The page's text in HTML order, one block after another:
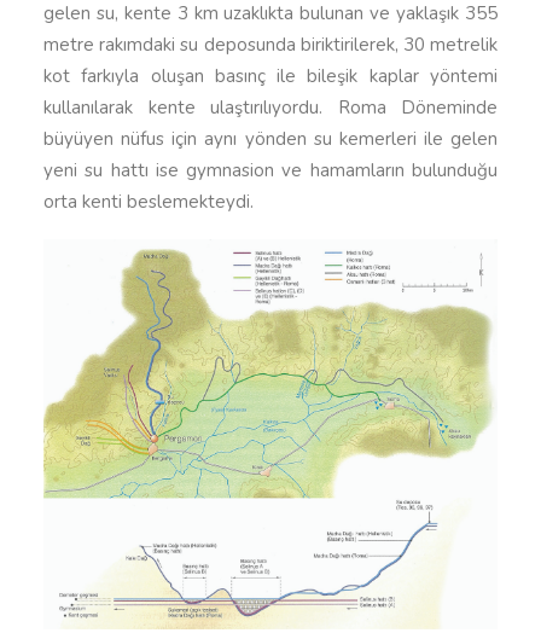
gelen su, kente 3 km uzaklıkta bulunan ve yaklaşık 355
metre rakımdaki su deposunda biriktirilerek, 30 metrelik
kot farkıyla oluşan basınç ile bileşik kaplar yöntemi
kullanılarak kente ulaştırılıyordu. Roma Döneminde
büyüyen nüfus için aynı yönden su kemerleri ile gelen
yeni su hattı ise gymnasion ve hamamların bulunduğu
orta kenti beslemekteydi.